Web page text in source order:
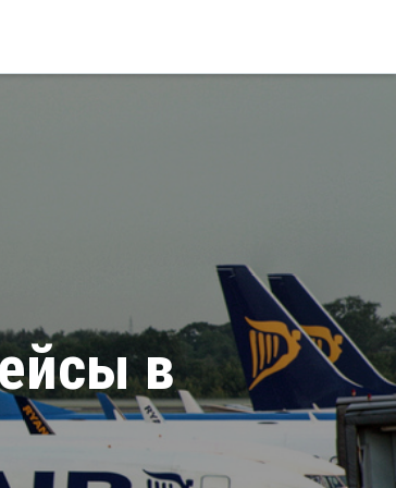
в